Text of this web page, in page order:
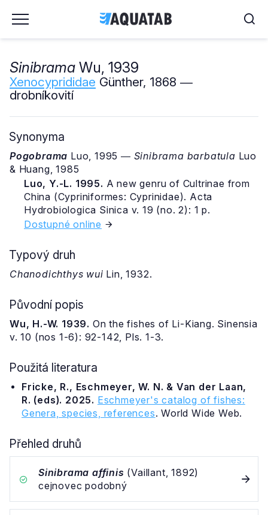
Sinibrama Wu, 1939
Xenocyprididae Günther, 1868 ―
drobníkovití
Synonyma
Pogobrama Luo, 1995 ― Sinibrama barbatula Luo
& Huang, 1985
Luo, Y.-L. 1995. A new genru of Cultrinae from
China (Cypriniformes: Cyprinidae). Acta
Hydrobiologica Sinica v. 19 (no. 2): 1 p.
Dostupné online
Typový druh
Chanodichthys wui Lin, 1932.
Původní popis
Wu, H.-W. 1939. On the fishes of Li-Kiang. Sinensia
v. 10 (nos 1-6): 92-142, Pls. 1-3.
Použitá literatura
Fricke, R., Eschmeyer, W. N. & Van der Laan,
R. (eds). 2025. Eschmeyer's catalog of fishes:
Genera, species, references. World Wide Web.
Přehled druhů
Sinibrama affinis (Vaillant, 1892)
cejnovec podobný